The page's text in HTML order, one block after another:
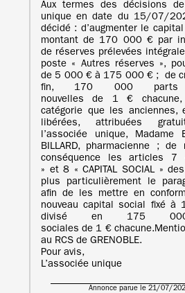
Aux termes des décisions de
unique en date du 15/07/
décidé : d’augmenter le capital
montant de 170 000 € par
de réserves prélevées
poste « Autres réserves »,
de 5 000 € à 175 000 € ; de
fin, 170 000 parts
nouvelles de 1 €
catégorie que les anciennes,
libérées, attribuées
l’associée unique, Madame
BILLARD, pharmacienne ; de
conséquence les articles 7 «
» et 8 « CAPITAL SOCIAL »
plus particulièrement le
afin de les mettre en
nouveau capital social fixé à
divisé en 175
sociales de 1 €
au RCS de GRENOBLE.
Pour avis,
L’associée unique
Annonce parue le 21/07/